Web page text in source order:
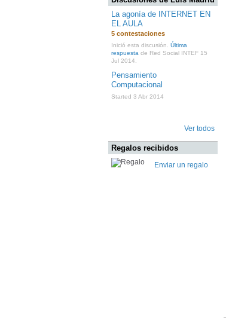
La agonía de INTERNET EN
EL AULA
5 contestaciones
Inició esta discusión. Última
respuesta de Red Social INTEF 15
Jul 2014.
Pensamiento
Computacional
Started 3 Abr 2014
Ver todos
Regalos recibidos
Enviar un regalo